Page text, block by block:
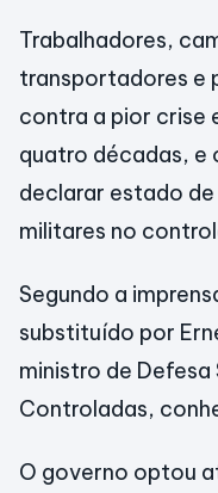
Trabalhadores,
transportadores e
contra a pior crise
quatro décadas, e
declarar estado
militares no
Segundo a
substituído por
ministro de Defesa
Controladas,
O governo optou